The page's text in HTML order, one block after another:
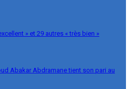
» et 29 autres « très bien »
Abakar Abdramane tient son pari au